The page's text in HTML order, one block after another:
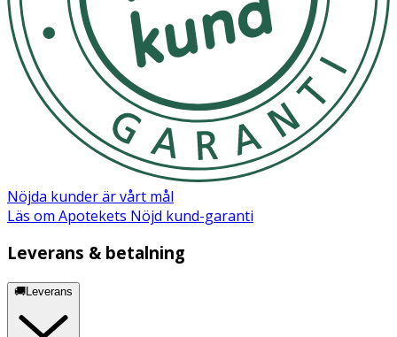
Nöjda kunder är vårt mål
Läs om Apotekets Nöjd kund-garanti
Leverans & betalning
🚚Leverans